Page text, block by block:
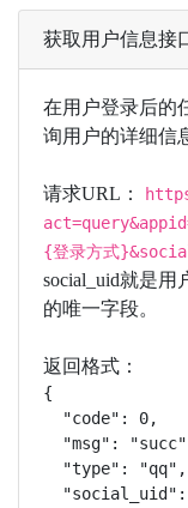
获取用户信息接
在用户登录后的
询用户的详细信
请求URL：
{登录方式
social_uid就是
的唯一字段。
返回格式：
{
  "code": 0,
"msg":
  "type": "qq",